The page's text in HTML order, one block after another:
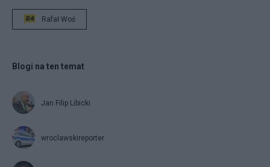
Rafał Woś
Blogi na ten temat
Jan Filip Libicki
wroclawskireporter